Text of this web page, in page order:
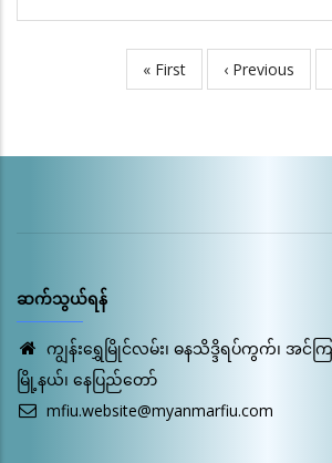
First
page
« First
Previous
page
‹ Previous
ဆက်သွယ်ရန်
ကျွန်းရွှေမြိုင်လမ်း၊ ဓနသိဒ္ဒိရပ်ကွက်၊ အင်က
မြို့နယ်၊ နေပြည်တော်
mfiu.website@myanmarfiu.com